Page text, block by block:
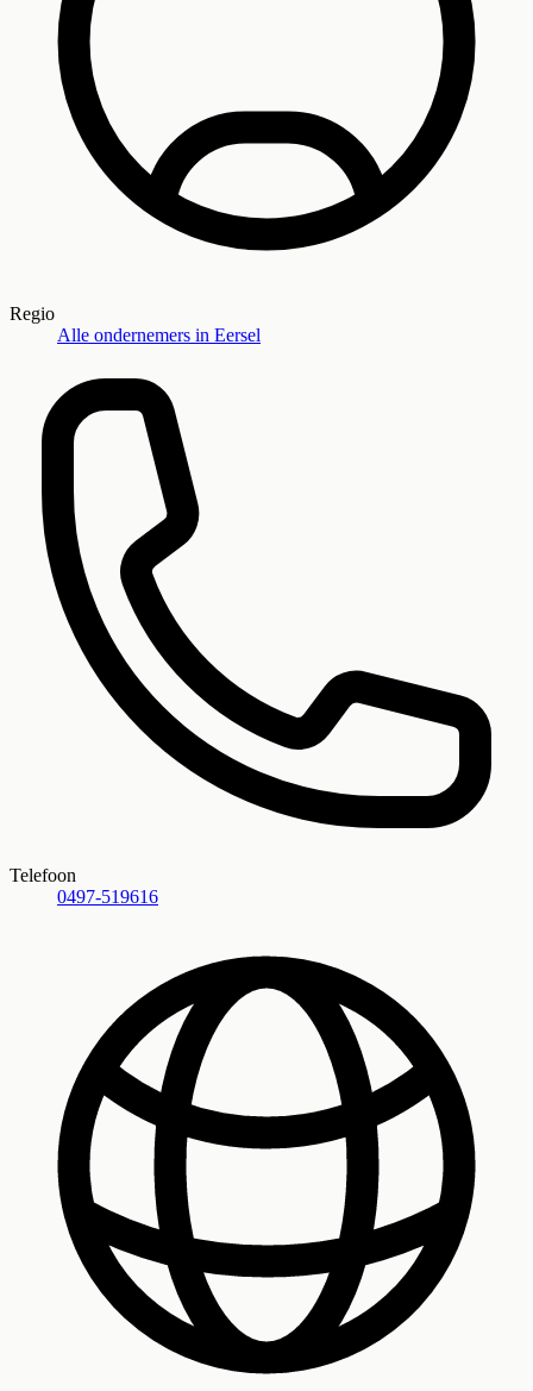
Regio
Alle ondernemers in Eersel
Telefoon
0497-519616